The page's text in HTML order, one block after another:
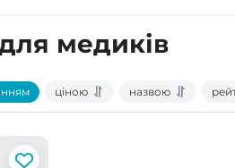
медиків
ціною назвою